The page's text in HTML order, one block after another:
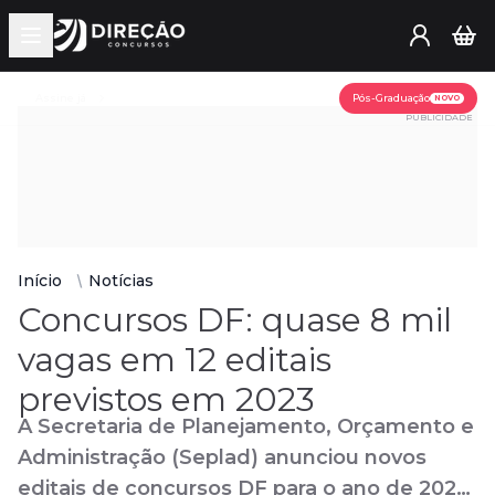
Open main menu
Pós-Graduação NOVO
PUBLICIDADE
Início Notícias
Concursos DF: quase 8 mil
vagas em 12 editais
previstos em 2023
A Secretaria de Planejamento, Orçamento e
Administração (Seplad) anunciou novos
editais de concursos DF para o ano de 2023.